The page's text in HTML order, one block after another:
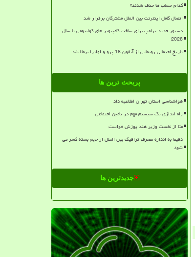
کدام حساب ها حذف شدند؟
اتصال کامل اینترنت بین الملل مشترکان برقرار شد
دستور جدید ترامپ برای ساخت کامپیوتر های کوانتومی تا سال
2028
تاریخ احتمالی رونمایی از آیفون 18 پرو و اولترا برملا شد
پربحث ترین ها
هواشناسی استان تهران اطلاعیه داد
راه اندازی یک سیستم مهم در تامین اجتماعی
متا از نخست وزیر هند پوزش خواست
دقیقا به اندازه مصرف ترافیک بین الملل از حجم بسته کسر می
شود
جدیدترین ها